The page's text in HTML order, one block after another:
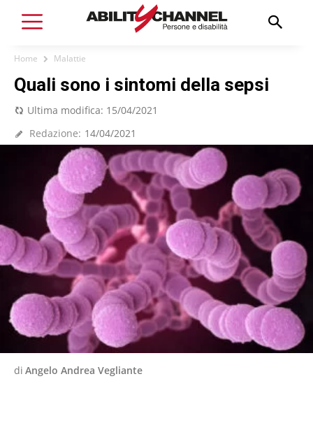
Home Malattie
Quali sono i sintomi della sepsi
Ultima modifica: 15/04/2021
Redazione: 14/04/2021
di Angelo Andrea Vegliante